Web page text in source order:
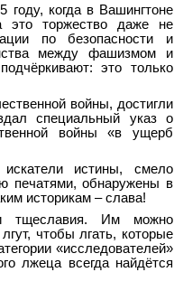
году, когда в Вашингтоне
это торжество даже не
по безопасности и
между фашизмом и
это только
войны, достигли
специальный указ о
войны «в ущерб
истины, смело
печатями, обнаружены в
историкам – слава!
тщеславия. Им можно
чтобы лгать, которые
«исследователей»
лжеца всегда найдётся